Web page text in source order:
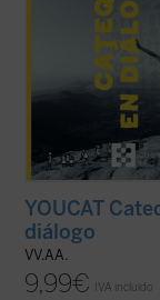
YOUCAT
diálogo
VV.AA.
9,99€ IVA incluido